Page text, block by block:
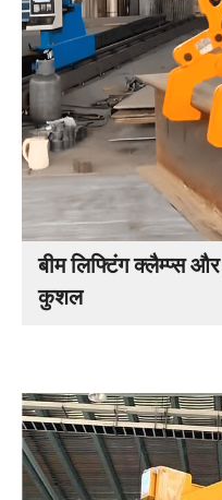
बीम लिफ्टिंग क्लैम्प्स
कुशल